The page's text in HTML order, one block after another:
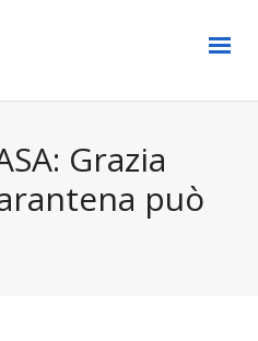
Grazia
può